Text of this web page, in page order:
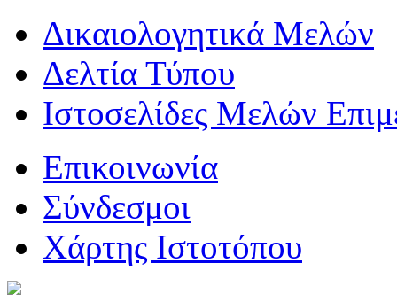
Δικαιολογητικά Μελών
Δελτία Τύπου
Ιστοσελίδες Μελών
Επικοινωνία
Σύνδεσμοι
Χάρτης Ιστοτόπου